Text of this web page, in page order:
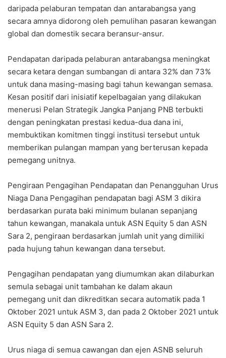
daripada pelaburan tempatan dan antarabangsa yang
secara amnya didorong oleh pemulihan pasaran kewangan
global dan domestik secara beransur-ansur.
Pendapatan daripada pelaburan antarabangsa meningkat
secara ketara dengan sumbangan di antara 32% dan 73%
untuk dana masing-masing bagi tahun kewangan semasa.
Kesan positif dari inisiatif kepelbagaian yang dilakukan
menerusi Pelan Strategik Jangka Panjang PNB terbukti
dengan peningkatan prestasi kedua-dua dana ini,
membuktikan komitmen tinggi institusi tersebut untuk
memberikan pulangan mampan yang berterusan kepada
pemegang unitnya.
Pengiraan Pengagihan Pendapatan dan Penangguhan Urus
Niaga Dana Pengagihan pendapatan bagi ASM 3 dikira
berdasarkan purata baki minimum bulanan sepanjang
tahun kewangan, manakala untuk ASN Equity 5 dan ASN
Sara 2, pengiraan berdasarkan jumlah unit yang dimiliki
pada hujung tahun kewangan dana tersebut.
Pengagihan pendapatan yang diumumkan akan dilaburkan
semula sebagai unit tambahan ke dalam akaun
pemegang unit dan dikreditkan secara automatik pada 1
Oktober 2021 untuk ASM 3, dan pada 2 Oktober 2021 untuk
ASN Equity 5 dan ASN Sara 2.
Urus niaga di semua cawangan dan ejen ASNB seluruh